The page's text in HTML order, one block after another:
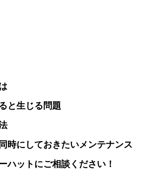
と生じる問題
時にしておきたいメンテナンス
ハットにご相談ください！